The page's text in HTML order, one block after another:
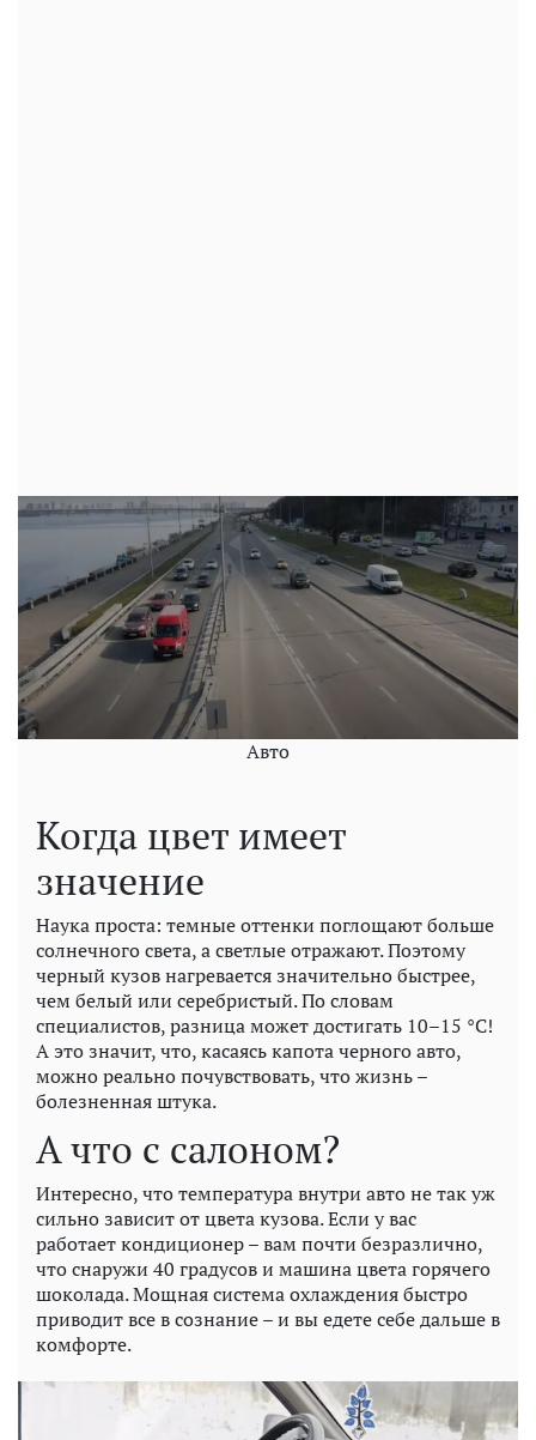
Авто
Когда цвет имеет
значение
Наука проста: темные оттенки поглощают больше
солнечного света, а светлые отражают. Поэтому
черный кузов нагревается значительно быстрее,
чем белый или серебристый. По словам
специалистов, разница может достигать 10–15 °C!
А это значит, что, касаясь капота черного авто,
можно реально почувствовать, что жизнь –
болезненная штука.
А что с салоном?
Интересно, что температура внутри авто не так уж
сильно зависит от цвета кузова. Если у вас
работает кондиционер – вам почти безразлично,
что снаружи 40 градусов и машина цвета горячего
шоколада. Мощная система охлаждения быстро
приводит все в сознание – и вы едете себе дальше в
комфорте.